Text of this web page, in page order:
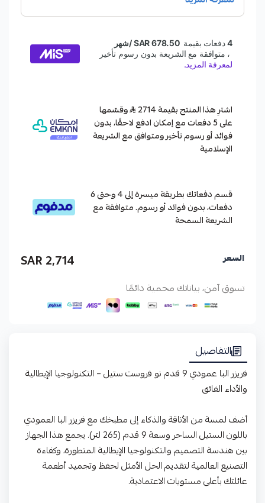
اشترِ هذا المنتج بقيمة 2714
وقسّمها
على 5 دفعات مع إمكان ادفع لاحقًا، بدون
فوائد أو رسوم تأخير ومتوافق مع الشريعة
الإسلامية
قسم دفعاتك بطريقة ميسرة إلى 4 وحتى 6
دفعات، بدون فوائد أو رسوم. متوافقة مع
الشريعة السمحة
السعر 2,714 SAR
تسوق آمن، بياناتك محمية دائمًا
التفاصيل
فريزر البا عمودي 9 قدم نو فروست ستيل – التكنولوجيا الإيطالية
والأداء الفائق
أضف لمسة من الأناقة والذكاء إلى مطبخك مع فريزر البا العمودي
باللون الستيل الساحر وسعة 9 قدم (265 لتر). يجمع هذا الجهاز
بين هندسة التصميم والتكنولوجيا الإيطالية المتطورة، وكفاءة
التصنيع العالمية لتقديم الحل الأمثل لحفظ وتجميد أطعمة
عائلتك بأعلى مستويات الاعتمادية.